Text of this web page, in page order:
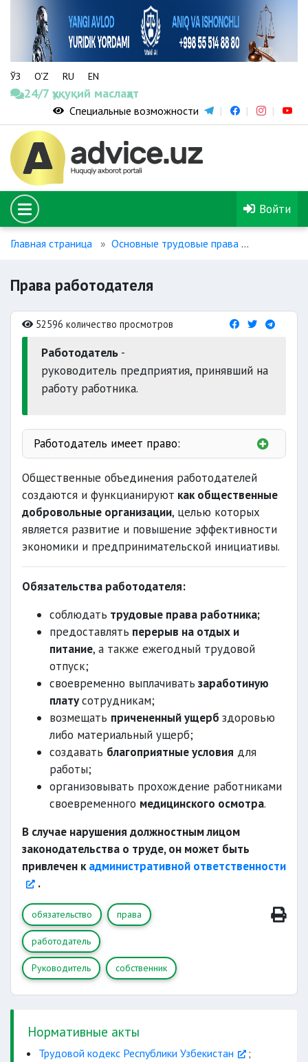
ЎЗ O‘Z RU EN
24/7 ҳуқуқий маслаҳат
Специальные возможности
Войти
Главная страница Основные трудовые права
Права работодателя
52596 количество просмотров
Работодатель -
руководитель предприятия, принявший на
работу работника.
Работодатель имеет право:
трудовые договоры
требовать от работника
в
общественные объединения
Общественные объединения работодателей
создаются и функцианируют как общественные
добровольные организации, целью которых
является развитие и повышение эффективности
экономики и предпринимательской инициативы.
Обязательства работодателя:
соблюдать трудовые права работника;
предоставлять перерыв на отдых и
питание, а также ежегодный трудовой
отпуск;
своевременно выплачивать заработиную
платусотрудникам;
возмещать причененный ущерб здоровью
либо материальный ущерб;
создавать благоприятные условия для
работы;
организовывать прохождение работниками
своевременного медицинского осмотра.
В случае нарушения должностным лицом
законодательства о труде, он может быть
привлечен кадминистративной ответственности
.
обязательство права
работодатель
Руководитель собственник
Нормативные акты
Трудовой кодекс Республики Узбекистан
;